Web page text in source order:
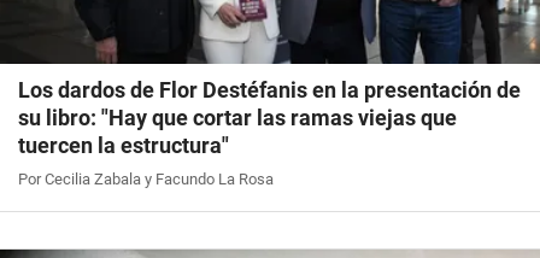
Los dardos de Flor Destéfanis en la presentación de
su libro: "Hay que cortar las ramas viejas que
tuercen la estructura"
Por Cecilia Zabala y Facundo La Rosa